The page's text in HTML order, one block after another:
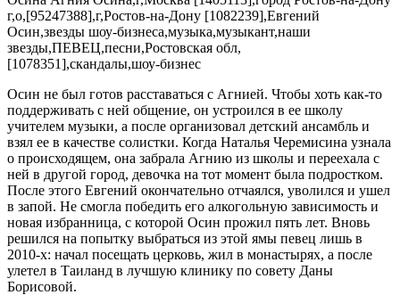
Осин не был готов расставаться с Агнией. Чтобы хоть как-то
поддерживать с ней общение, он устроился в ее школу
учителем музыки, а после организовал детский ансамбль и
взял ее в качестве солистки. Когда Наталья Черемисина узнала
о происходящем, она забрала Агнию из школы и переехала с
ней в другой город, девочка на тот момент была подростком.
После этого Евгений окончательно отчаялся, уволился и ушел
в запой. Не смогла победить его алкогольную зависимость и
новая избранница, с которой Осин прожил пять лет. Вновь
решился на попытку выбраться из этой ямы певец лишь в
2010-х: начал посещать церковь, жил в монастырях, а после
улетел в Таиланд в лучшую клинику по совету Даны
Борисовой.